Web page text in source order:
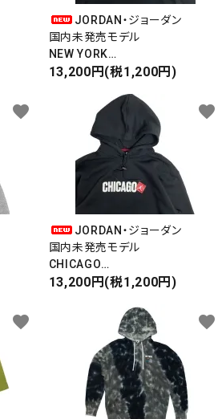
JORDAN・ジョーダン
国内未発売モデル
NEW YORK
SWEAT PARKA
13,200円(税1,200円)
favorite
JORDAN・ジョーダン
国内未発売モデル
CHICAGO
SWEAT PARKA
13,200円(税1,200円)
favorite
favorite favorite